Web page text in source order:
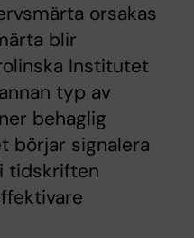
orsakas
blir
Institutet
typ av
behaglig
börjar signalera
tidskriften